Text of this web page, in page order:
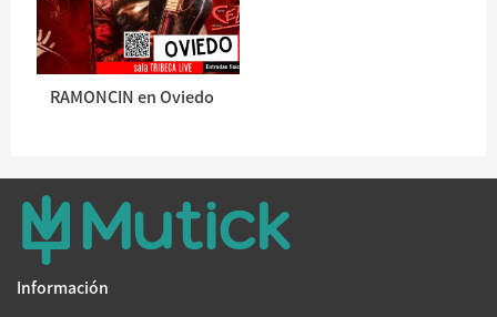
RAMONCIN en Oviedo
Información